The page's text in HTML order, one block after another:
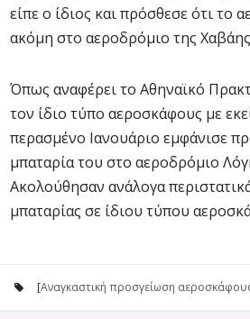
είπε ο ίδιος και πρόσθεσε ότι το
ακόμη στο αεροδρόμιο της
Όπως αναφέρει το Αθηναϊκό
τον ίδιο τύπο αεροσκάφους με
περασμένο Ιανουάριο εμφάνισε
μπαταρία του στο αεροδρόμιο
Ακολούθησαν ανάλογα
μπαταρίας σε ίδιου τύπου
[Αναγκαστική προσγείωση